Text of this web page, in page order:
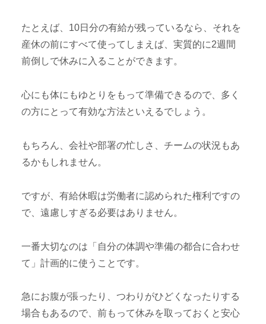
たとえば、10日分の有給が残っているなら、それを
産休の前にすべて使ってしまえば、実質的に2週間
前倒しで休みに入ることができます。
心にも体にもゆとりをもって準備できるので、多く
の方にとって有効な方法といえるでしょう。
もちろん、会社や部署の忙しさ、チームの状況もあ
るかもしれません。
ですが、有給休暇は労働者に認められた権利ですの
で、遠慮しすぎる必要はありません。
一番大切なのは「自分の体調や準備の都合に合わせ
て」計画的に使うことです。
急にお腹が張ったり、つわりがひどくなったりする
場合もあるので、前もって休みを取っておくと安心